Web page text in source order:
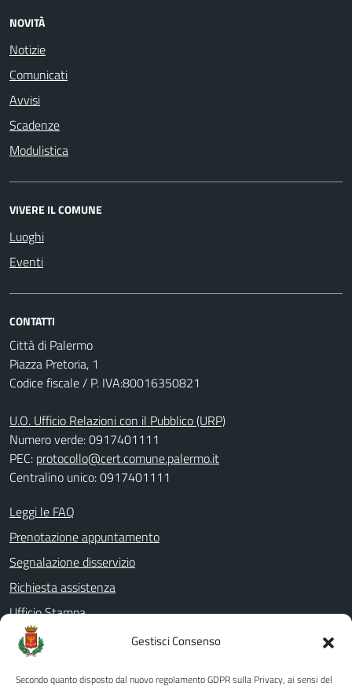
Gestisci Consenso
Secondo quanto disposto dal nuovo regolamento GDPR sulla Privacy, ai sensi del
NOVITÀ
Notizie
Comunicati
Avvisi
Scadenze
Modulistica
VIVERE IL COMUNE
Luoghi
Eventi
CONTATTI
Città di Palermo
Piazza Pretoria, 1
Codice fiscale / P. IVA:80016350821
U.O. Ufficio Relazioni con il Pubblico (URP)
Numero verde: 0917401111
PEC: protocollo@cert.comune.palermo.it
Centralino unico: 0917401111
Leggi le FAQ
Prenotazione appuntamento
Segnalazione disservizio
Richiesta assistenza
Ufficio Stampa
Amministrazione Trasparente
Albo pretorio